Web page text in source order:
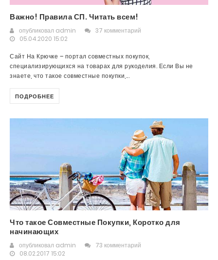
Важно! Правила СП. Читать всем!
опубликовал admin
37 комментарий
05.04.2020 15:02
Сайт На Крючке – портал совместных покупок,
специализирующихся на товарах для рукоделия. Если Вы не
знаете, что такое совместные покупки,...
ПОДРОБНЕЕ
Что такое Совместные Покупки, Коротко для
начинающих
опубликовал admin
73 комментарий
08.02.2017 15:02